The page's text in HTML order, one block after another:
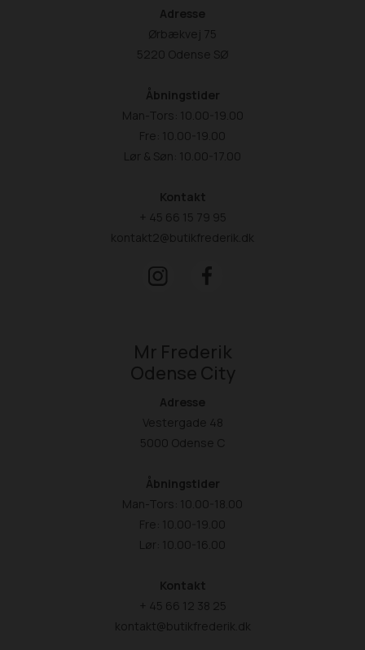
Adresse
Ørbækvej 75
5220 Odense SØ
Åbningstider
Man-Tors: 10.00-19.00
Fre: 10.00-19.00
Lør & Søn: 10.00-17.00
Kontakt
+ 45 66 15 79 95
kontakt2@butikfrederik.dk
Mr Frederik
Odense City
Adresse
Vestergade 48
5000 Odense C
Åbningstider
Man-Tors: 10.00-18.00
Fre: 10.00-19.00
Lør: 10.00-16.00
Kontakt
+ 45 66 12 38 25
kontakt@butikfrederik.dk